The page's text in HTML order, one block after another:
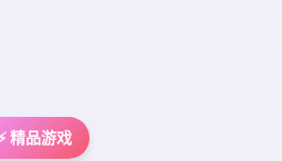
精品游戏